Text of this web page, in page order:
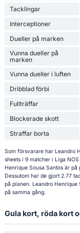
Tacklingar
Interceptioner
Dueller på marken
Vunna dueller på
marken
Vunna dueller i luften
Dribblad förbi
Fullträffar
Blockerade skott
Straffar borta
Som försvarare har Leandro
sheets i 9 matcher i Liga
Henrique Sousa Santos är
Dessutom har de gjort 2.77
på planen. Leandro Henrique
på samma gång.
Gula kort, röda kort